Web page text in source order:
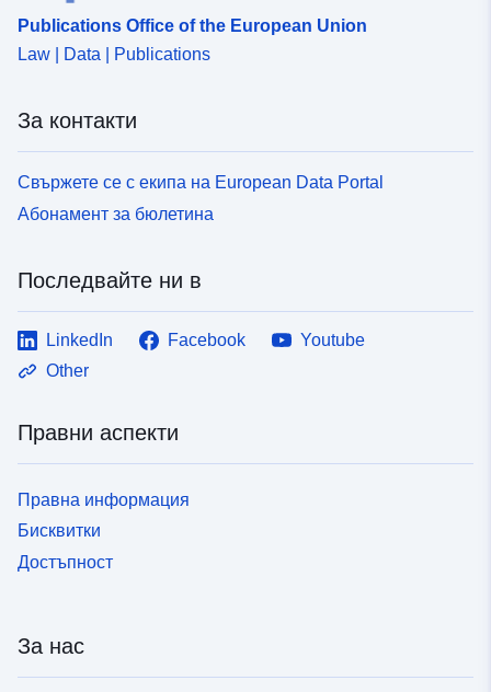
Publications Office of the European Union
Law | Data | Publications
За контакти
Свържете се с екипа на European Data Portal
Абонамент за бюлетина
Последвайте ни в
LinkedIn Facebook
Youtube
Other
Правни аспекти
Правна информация
Бисквитки
Достъпност
За нас